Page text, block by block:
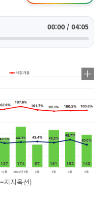
00:00 / 04:05
지지옥션)